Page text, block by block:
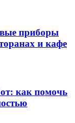
приборы
и кафе
как помочь